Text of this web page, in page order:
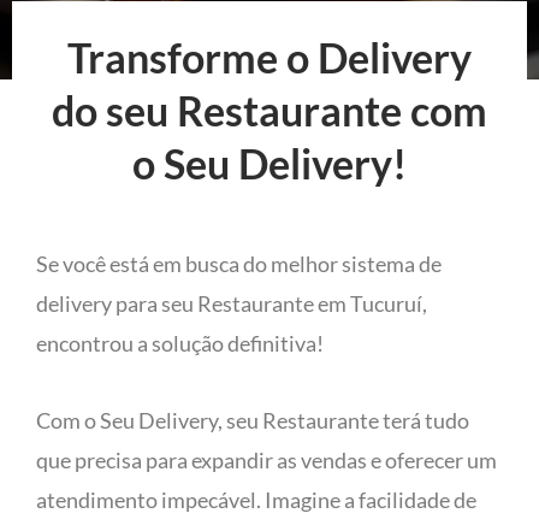
Transforme o Delivery
do seu Restaurante com
o Seu Delivery!
Se você está em busca do melhor sistema de
delivery para seu Restaurante em Tucuruí,
encontrou a solução definitiva!
Com o Seu Delivery, seu Restaurante terá tudo
que precisa para expandir as vendas e oferecer um
atendimento impecável. Imagine a facilidade de